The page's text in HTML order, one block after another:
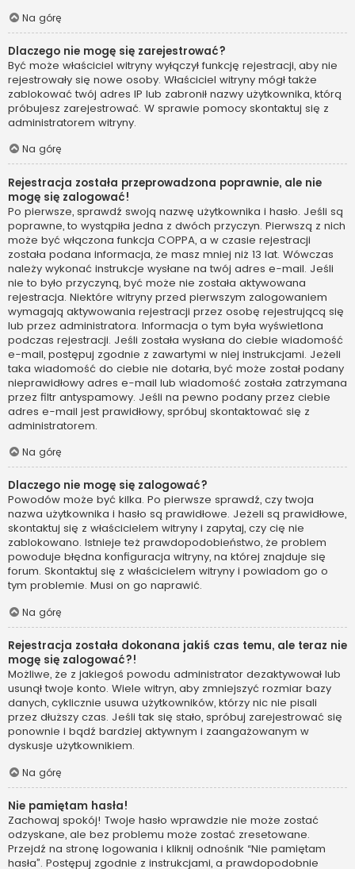
Na górę
Dlaczego nie mogę się zarejestrować?
Być może właściciel witryny wyłączył funkcję rejestracji, aby nie
rejestrowały się nowe osoby. Właściciel witryny mógł także
zablokować twój adres IP lub zabronił nazwy użytkownika, którą
próbujesz zarejestrować. W sprawie pomocy skontaktuj się z
administratorem witryny.
Na górę
Rejestracja została przeprowadzona poprawnie, ale nie
mogę się zalogować!
Po pierwsze, sprawdź swoją nazwę użytkownika i hasło. Jeśli są
poprawne, to wystąpiła jedna z dwóch przyczyn. Pierwszą z nich
może być włączona funkcja COPPA, a w czasie rejestracji
została podana informacja, że masz mniej niż 13 lat. Wówczas
należy wykonać instrukcje wysłane na twój adres e-mail. Jeśli
nie to było przyczyną, być może nie została aktywowana
rejestracja. Niektóre witryny przed pierwszym zalogowaniem
wymagają aktywowania rejestracji przez osobę rejestrującą się
lub przez administratora. Informacja o tym była wyświetlona
podczas rejestracji. Jeśli została wysłana do ciebie wiadomość
e-mail, postępuj zgodnie z zawartymi w niej instrukcjami. Jeżeli
taka wiadomość do ciebie nie dotarła, być może został podany
nieprawidłowy adres e-mail lub wiadomość została zatrzymana
przez filtr antyspamowy. Jeśli na pewno podany przez ciebie
adres e-mail jest prawidłowy, spróbuj skontaktować się z
administratorem.
Na górę
Dlaczego nie mogę się zalogować?
Powodów może być kilka. Po pierwsze sprawdź, czy twoja
nazwa użytkownika i hasło są prawidłowe. Jeżeli są prawidłowe,
skontaktuj się z właścicielem witryny i zapytaj, czy cię nie
zablokowano. Istnieje też prawdopodobieństwo, że problem
powoduje błędna konfiguracja witryny, na której znajduje się
forum. Skontaktuj się z właścicielem witryny i powiadom go o
tym problemie. Musi on go naprawić.
Na górę
Rejestracja została dokonana jakiś czas temu, ale teraz nie
mogę się zalogować?!
Możliwe, że z jakiegoś powodu administrator dezaktywował lub
usunął twoje konto. Wiele witryn, aby zmniejszyć rozmiar bazy
danych, cyklicznie usuwa użytkowników, którzy nic nie pisali
przez dłuższy czas. Jeśli tak się stało, spróbuj zarejestrować się
ponownie i bądź bardziej aktywnym i zaangażowanym w
dyskusje użytkownikiem.
Na górę
Nie pamiętam hasła!
Zachowaj spokój! Twoje hasło wprawdzie nie może zostać
odzyskane, ale bez problemu może zostać zresetowane.
Przejdź na stronę logowania i kliknij odnośnik “Nie pamiętam
hasła”. Postępuj zgodnie z instrukcjami, a prawdopodobnie